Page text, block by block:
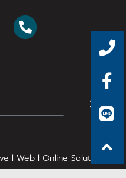
l Web l Online Solutions